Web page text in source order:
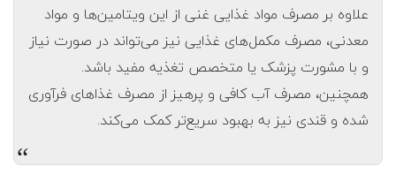
علاوه بر مصرف مواد غذایی غنی از این ویتامین‌ها و مواد
معدنی، مصرف مکمل‌های غذایی نیز می‌تواند در صورت نیاز
و با مشورت پزشک یا متخصص تغذیه مفید باشد.
همچنین، مصرف آب کافی و پرهیز از مصرف غذاهای فرآوری
شده و قندی نیز به بهبود سریع‌تر کمک می‌کند.
“